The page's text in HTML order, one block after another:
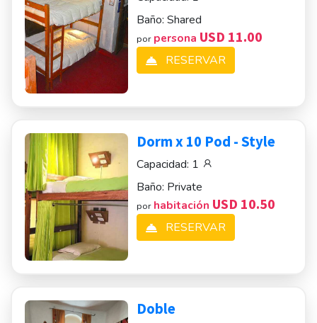
Baño:Shared
por persona USD 11.00
RESERVAR
Dorm x 10 Pod - Style
Capacidad: 1
Baño: Private
por habitación USD 10.50
RESERVAR
Doble